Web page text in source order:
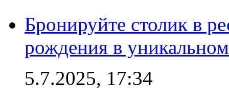
Бронируйте столик в
рождения в
5.7.2025, 17:34